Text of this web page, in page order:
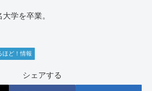
学を卒業。
ほど！情報
シェアする